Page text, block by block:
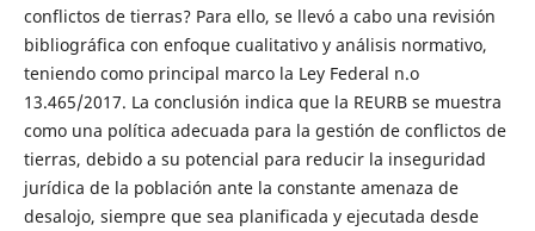
conflictos de tierras? Para ello, se llevó a cabo una revisión
bibliográfica con enfoque cualitativo y análisis normativo,
teniendo como principal marco la Ley Federal n.o
13.465/2017. La conclusión indica que la REURB se muestra
como una política adecuada para la gestión de conflictos de
tierras, debido a su potencial para reducir la inseguridad
jurídica de la población ante la constante amenaza de
desalojo, siempre que sea planificada y ejecutada desde